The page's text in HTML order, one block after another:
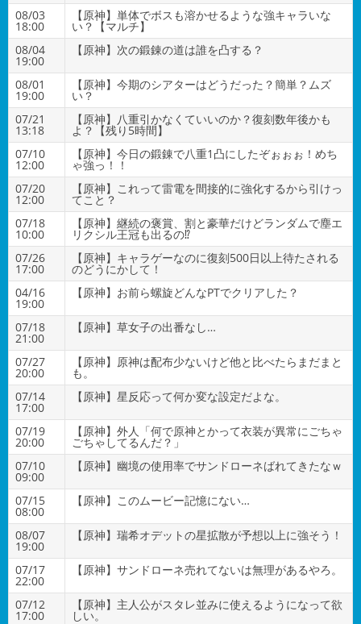
08/03
18:00
【原神】単体でボスも溶かせるような強キャラいな
い？【マルチ】
08/04
19:00
【原神】次の鍛錬の道は誰を凸する？
08/01
19:00
【原神】今期のシアターはどうだった？簡単？ムズ
い？
07/21
13:18
【原神】八重引かなくていいのか？復刻数年後かも
よ？【残り5時間】
07/10
12:00
【原神】今日の鍛錬で八重1凸にしたぞぉぉぉ！めち
ゃ強っ！！
07/20
12:00
【原神】これって雷電を間接的に強化するから引けっ
てこと？
07/18
10:00
【原神】継続の褒賞、割と豪華だけどランダムで塵エ
リクシル王冠も出るの⁉
07/26
17:00
【原神】キャラゲーなのに復刻500日以上待たされる
のどうにかして！
04/16
19:00
【原神】お前ら螺旋どんなPTでクリアした？
07/18
21:00
【原神】草女子の出番なし…
07/27
20:00
【原神】原神は配布少ないけど他と比べたらまだまと
も。
07/14
17:00
【原神】星反応って何か変な設定だよな。
07/19
20:00
【原神】外人「何で原神とかって衣装が異常にごちゃ
ごちゃしてるんだ？」
07/10
09:00
【原神】幽境の使用率でサンドローネばれてきたなｗ
07/15
08:00
【原神】このムービー記憶にない…
08/07
19:00
【原神】瑞希オデットの星拡散が予想以上に強そう！
07/17
22:00
【原神】サンドローネ売れてないは無理があるやろ。
07/12
17:00
【原神】主人公がスタレ並みに使えるようになって欲
しい。